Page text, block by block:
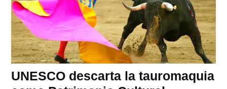
UNESCO descarta la tauromaquia